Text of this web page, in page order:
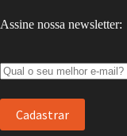
Assine nossa newsletter: